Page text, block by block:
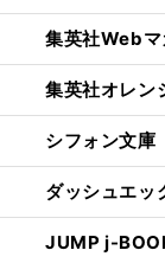
集英社Webマ
集英社オレン
シフォン文庫
ダッシュエッ
JUMP j-